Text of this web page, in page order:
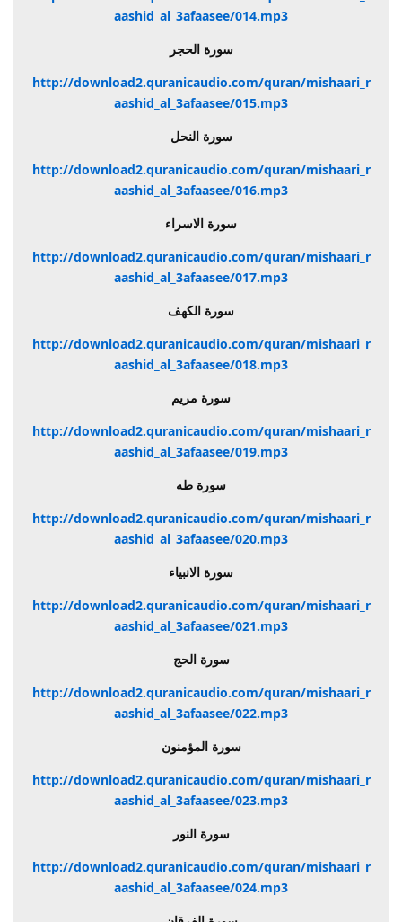
aashid_al_3afaasee/014.mp3
سورة الحجر
http://download2.quranicaudio.com/quran/mishaari_r
aashid_al_3afaasee/015.mp3
سورة النحل
http://download2.quranicaudio.com/quran/mishaari_r
aashid_al_3afaasee/016.mp3
سورة الاسراء
http://download2.quranicaudio.com/quran/mishaari_r
aashid_al_3afaasee/017.mp3
سورة الكهف
http://download2.quranicaudio.com/quran/mishaari_r
aashid_al_3afaasee/018.mp3
سورة مريم
http://download2.quranicaudio.com/quran/mishaari_r
aashid_al_3afaasee/019.mp3
سورة طه
http://download2.quranicaudio.com/quran/mishaari_r
aashid_al_3afaasee/020.mp3
سورة الانبياء
http://download2.quranicaudio.com/quran/mishaari_r
aashid_al_3afaasee/021.mp3
سورة الحج
http://download2.quranicaudio.com/quran/mishaari_r
aashid_al_3afaasee/022.mp3
سورة المؤمنون
http://download2.quranicaudio.com/quran/mishaari_r
aashid_al_3afaasee/023.mp3
سورة النور
http://download2.quranicaudio.com/quran/mishaari_r
aashid_al_3afaasee/024.mp3